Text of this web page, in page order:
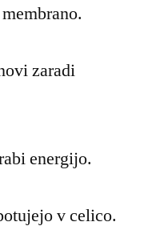
zaradi
energijo.
v celico.